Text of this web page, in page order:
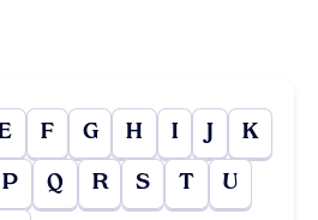
F G H I J K
P Q R S T U